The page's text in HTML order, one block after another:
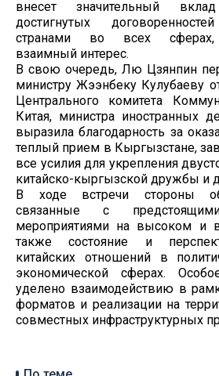
внесет значительный
достигнутых
странами во всех сферах,
взаимный интерес.
В свою очередь, Лю Цзянпин
министру Жээнбеку Кулубаеву
Центрального комитета
Китая, министра иностранных
выразила благодарность за
теплый прием в Кыргызстане,
все усилия для укрепления
китайско-кыргызской дружбы и
В ходе встречи стороны
связанные с
мероприятиями на высоком и
также состояние и
китайских отношений в
экономической сферах.
уделено взаимодействию в
форматов и реализации на
совместных инфраструктурных